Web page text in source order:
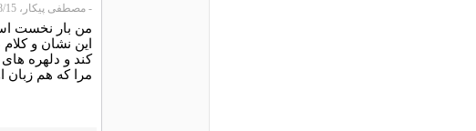
- مصطفی پیکار، 2012/08/15
من بار نخست
این نشان و
کند و دلهره
مرا که هم